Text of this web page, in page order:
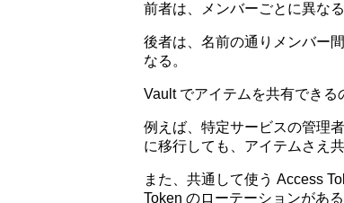
前者は、メンバーごとに異な
後者は、名前の通りメンバー
なる。
Vault でアイテムを共有できる
例えば、特定サービスの管理
に移行しても、アイテムさえ
また、共通して使う Access
Token のローテーションがあ